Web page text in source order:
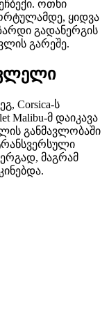
ოთხი
ყიდვა
გადანერგის
გარეშე.
Corsica-ს
Malibu-მ დაიკავა
განმავლობაში
მაგრამ